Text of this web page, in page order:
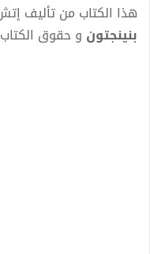
هذا الكتاب من تأليف
بنينجتون و حقوق